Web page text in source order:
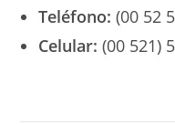
Teléfono: (00 52
Celular: (00 521)